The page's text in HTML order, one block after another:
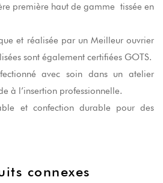
première haut de gamme tissée en
et réalisée par un Meilleur ouvrier
sont également certifiées GOTS.
avec soin dans un atelier
à l’insertion professionnelle.
et confection durable pour des
connexes